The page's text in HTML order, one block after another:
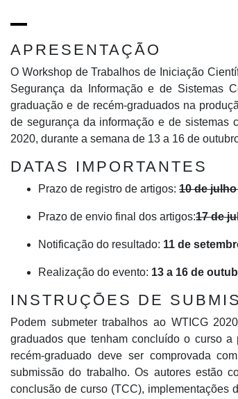
APRESENTAÇÃO
O Workshop de Trabalhos de Iniciação
Segurança da Informação e de Sistemas
graduação e de recém-graduados na
de segurança da informação e de sistemas
2020, durante a semana de 13 a 16 de
DATAS IMPORTANTES
Prazo de registro de artigos: 10 de
Prazo de envio final dos artigos:17 de
Notificação do resultado: 11 de
Realização do evento: 13 a 16 de
INSTRUÇÕES DE
Podem submeter trabalhos ao WTICG
graduados que tenham concluído o curso
recém-graduado deve ser comprovada
submissão do trabalho. Os autores estão
conclusão de curso (TCC), implementações